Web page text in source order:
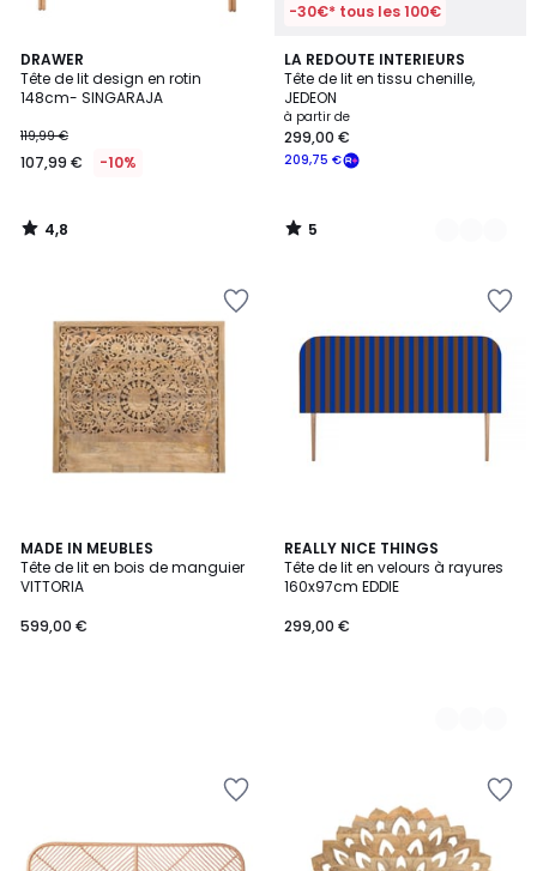
DRAWER
Tête de lit design en rotin
148cm- SINGARAJA
119,99 €
107,99 € -10%
4,8
/ 5
4,8
/
-30€* tous les 100€
LA REDOUTE INTERIEURS
Tête de lit en tissu chenille,
JEDEON
à partir de
209,75 €
299,00 €
5
/
5
2
Couleurs
5
/
MADE IN MEUBLES
Tête de lit en bois de manguier
VITTORIA
599,00 €
REALLY NICE THINGS
Tête de lit en velours à rayures
160x97cm EDDIE
299,00 €
12
Couleurs